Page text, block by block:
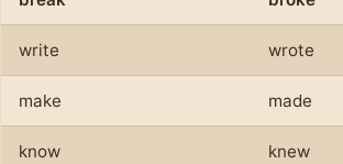
write wrote
make made
know knew